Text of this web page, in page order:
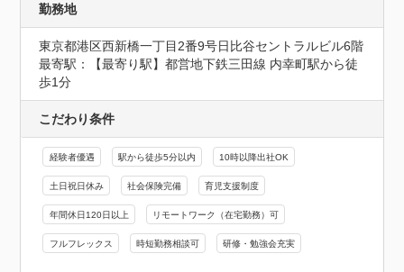
勤務地
東京都港区西新橋一丁目2番9号日比谷セントラルビル6階
最寄駅：【最寄り駅】都営地下鉄三田線 内幸町駅から徒
歩1分
こだわり条件
経験者優遇 駅から徒歩5分以内 10時以降出社OK
土日祝日休み 社会保険完備 育児支援制度
年間休日120日以上 リモートワーク（在宅勤務）可
フルフレックス 時短勤務相談可 研修・勉強会充実